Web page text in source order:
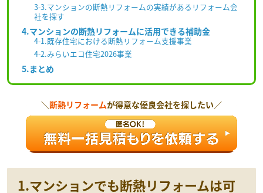
3-3.マンションの断熱リフォームの実績があるリフォーム会
社を探す
4.マンションの断熱リフォームに活用できる補助金
4-1.既存住宅における断熱リフォーム支援事業
4-2.みらいエコ住宅2026事業
5.まとめ
＼断熱リフォームが得意な優良会社を探したい／
1.マンションでも断熱リフォームは可